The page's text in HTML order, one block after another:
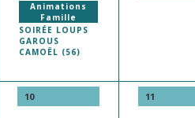
Animations
Famille
SOIRÉE LOUPS
GAROUS
CAMOËL (56)
10 11